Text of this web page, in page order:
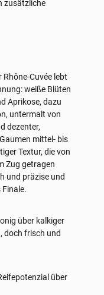
zusätzliche
Cuvée lebt
weiße Blüten
Aprikose, dazu
untermalt von
dezenter,
mittel- bis
Textur, die von
Zug getragen
und präzise und
Finale.
über kalkiger
doch frisch und
über